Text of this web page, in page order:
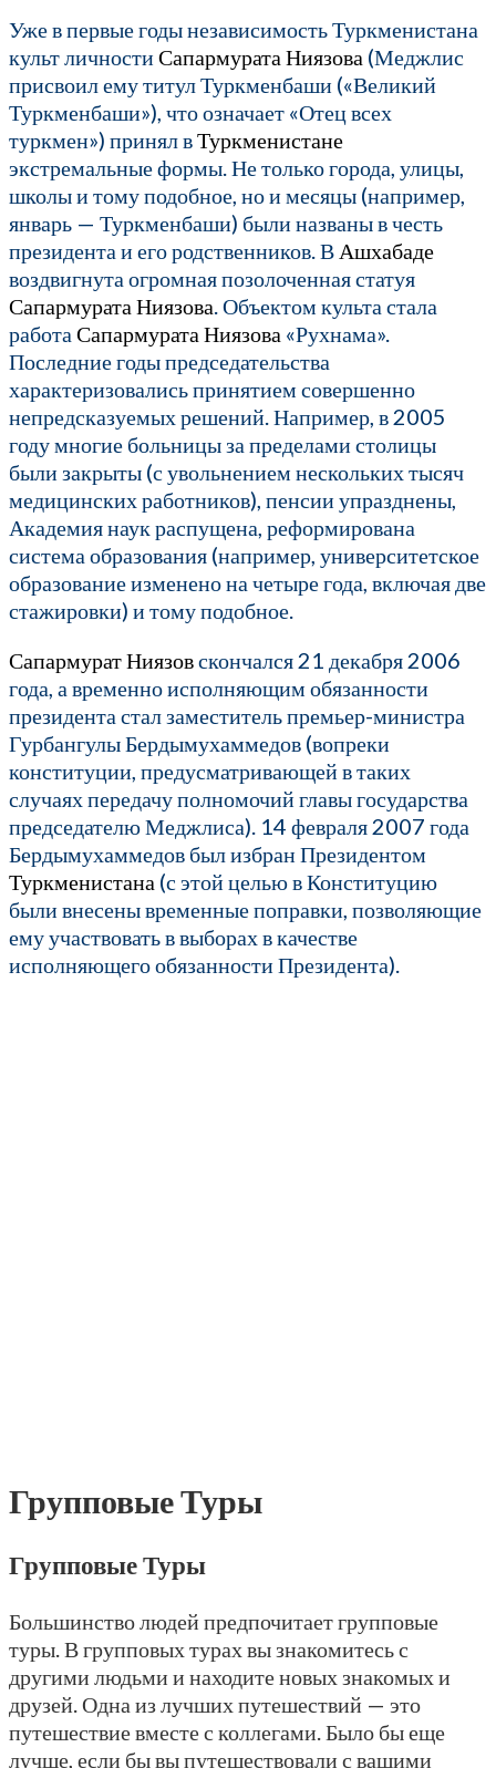
Уже в первые годы независимость Туркменистана
культ личностиСапармурата Ниязова (Меджлис
присвоил ему титул Туркменбаши («Великий
Туркменбаши»), что означает «Отец всех
туркмен») принял вТуркменистане
экстремальные формы. Не только города, улицы,
школы и тому подобное, но и месяцы (например,
январь — Туркменбаши) были названы в честь
президента и его родственников. В Ашхабаде
воздвигнута огромная позолоченная статуя
Сапармурата Ниязова . Объектом культа стала
работа Сапармурата Ниязова «Рухнама».
Последние годы председательства
характеризовались принятием совершенно
непредсказуемых решений. Например, в 2005
году многие больницы за пределами столицы
были закрыты (с увольнением нескольких тысяч
медицинских работников), пенсии упразднены,
Академия наук распущена, реформирована
система образования (например, университетское
образование изменено на четыре года, включая две
стажировки) и тому подобное.
Сапармурат Ниязовскончался 21 декабря 2006
года, а временно исполняющим обязанности
президента стал заместитель премьер-министра
Гурбангулы Бердымухаммедов (вопреки
конституции, предусматривающей в таких
случаях передачу полномочий главы государства
председателю Меджлиса). 14 февраля 2007 года
Бердымухаммедов был избран Президентом
Туркменистана (с этой целью в Конституцию
были внесены временные поправки, позволяющие
ему участвовать в выборах в качестве
исполняющего обязанности Президента).
Групповые Туры
Групповые Туры
Большинство людей предпочитает групповые
туры. В групповых турах вы знакомитесь с
другими людьми и находите новых знакомых и
друзей. Одна из лучших путешествий — это
путешествие вместе с коллегами. Было бы еще
лучше, если бы вы путешествовали с вашими